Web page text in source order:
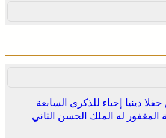
دينيا إحياء للذكرى السابعة
المغفور له الملك الحسن الثاني